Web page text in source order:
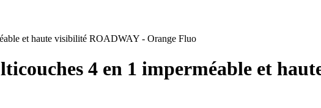
et haute visibilité ROADWAY - Orange Fluo
4 en 1 imperméable et